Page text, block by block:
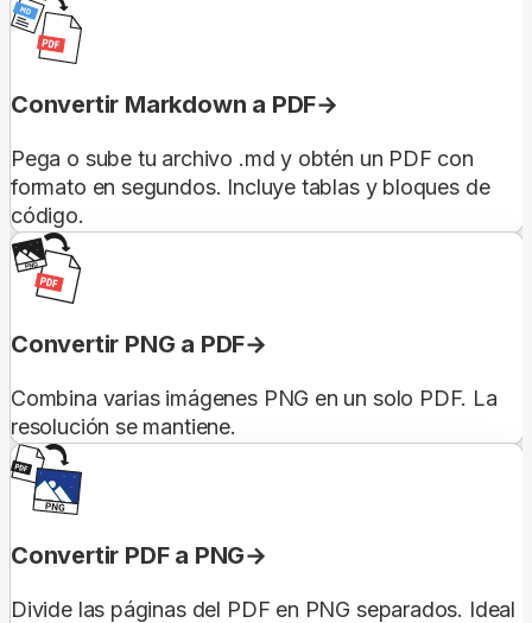
Convertir Markdown a PDF
Pega o sube tu archivo .md y obtén un PDF con
formato en segundos. Incluye tablas y bloques de
código.
Convertir PNG a PDF
Combina varias imágenes PNG en un solo PDF. La
resolución se mantiene.
Convertir PDF a PNG
Divide las páginas del PDF en PNG separados. Ideal